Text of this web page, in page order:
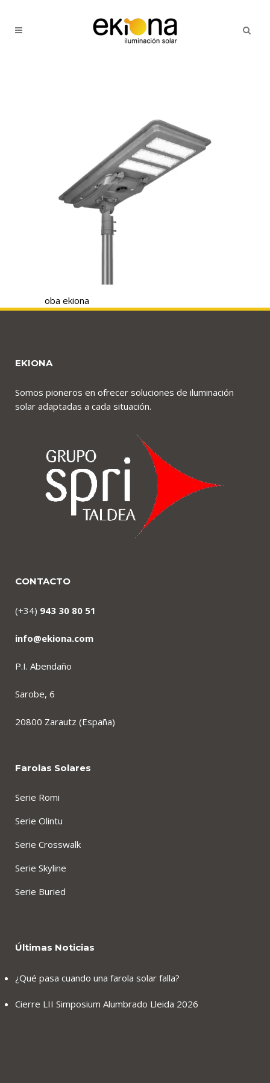
oba ekiona
EKIONA
Somos pioneros en ofrecer soluciones de iluminación
solar adaptadas a cada situación.
CONTACTO
(+34) 943 30 80 51
info@ekiona.com
P.I. Abendaño
Sarobe, 6
20800 Zarautz (España)
Farolas Solares
Serie Romi
Serie Olintu
Serie Crosswalk
Serie Skyline
Serie Buried
Últimas Noticias
¿Qué pasa cuando una farola solar falla?
Cierre LII Simposium Alumbrado Lleida 2026